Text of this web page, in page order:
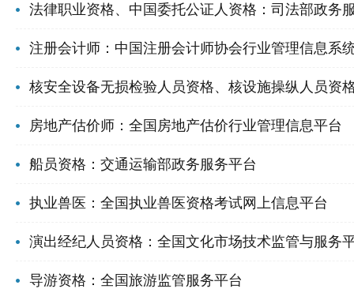
法律职业资格、中国委托公证人资格：司法部政务
注册会计师：中国注册会计师协会行业管理信息系
核安全设备无损检验人员资格、核设施操纵人员资
房地产估价师：全国房地产估价行业管理信息平台
船员资格：交通运输部政务服务平台
执业兽医：全国执业兽医资格考试网上信息平台
演出经纪人员资格：全国文化市场技术监管与服务
导游资格：全国旅游监管服务平台